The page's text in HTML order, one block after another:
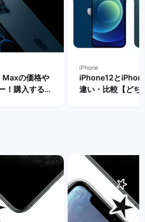
の価格や
！購入するメ
iPhone
iPhone12と
違い・比較【どち